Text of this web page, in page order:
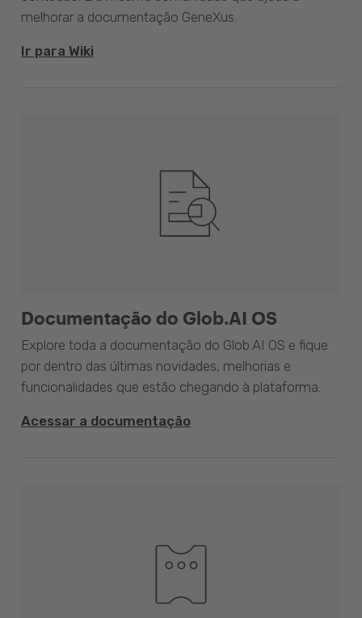
melhorar a documentação GeneXus.
Ir para Wiki
Documentação do Glob.AI OS
Explore toda a documentação do Glob.AI OS e fique
por dentro das últimas novidades, melhorias e
funcionalidades que estão chegando à plataforma.
Acessar a documentação